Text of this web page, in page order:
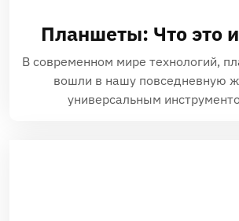
Планшеты: Что это
В современном мире технологий‚
вошли в нашу повседневную
универсальным